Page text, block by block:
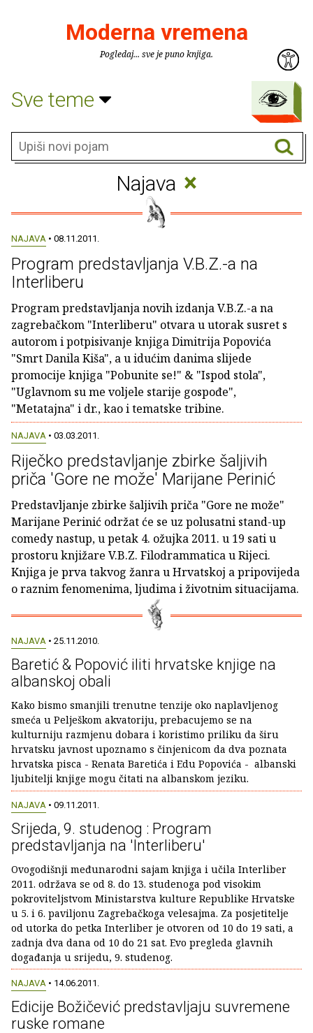
Moderna vremena
Pogledaj... sve je puno knjiga.
Sve teme
Najava ×
NAJAVA • 08.11.2011.
Program predstavljanja V.B.Z.-a na
Interliberu
Program predstavljanja novih izdanja V.B.Z.-a na
zagrebačkom "Interliberu" otvara u utorak susret s
autorom i potpisivanje knjiga Dimitrija Popovića
"Smrt Danila Kiša", a u idućim danima slijede
promocije knjiga "Pobunite se!" & "Ispod stola",
"Uglavnom su me voljele starije gospođe",
"Metatajna" i dr., kao i tematske tribine.
NAJAVA • 03.03.2011.
Riječko predstavljanje zbirke šaljivih
priča 'Gore ne može' Marijane Perinić
Predstavljanje zbirke šaljivih priča "Gore ne može"
Marijane Perinić održat će se uz polusatni stand-up
comedy nastup, u petak 4. ožujka 2011. u 19 sati u
prostoru knjižare V.B.Z. Filodrammatica u Rijeci.
Knjiga je prva takvog žanra u Hrvatskoj a pripovijeda
o raznim fenomenima, ljudima i životnim situacijama.
NAJAVA • 25.11.2010.
Baretić & Popović iliti hrvatske knjige na
albanskoj obali
Kako bismo smanjili trenutne tenzije oko naplavljenog
smeća u Pelješkom akvatoriju, prebacujemo se na
kulturniju razmjenu dobara i koristimo priliku da širu
hrvatsku javnost upoznamo s činjenicom da dva poznata
hrvatska pisca - Renata Baretića i Edu Popovića - albanski
ljubitelji knjige mogu čitati na albanskom jeziku.
NAJAVA • 09.11.2011.
Srijeda, 9. studenog : Program
predstavljanja na 'Interliberu'
Ovogodišnji međunarodni sajam knjiga i učila Interliber
2011. održava se od 8. do 13. studenoga pod visokim
pokroviteljstvom Ministarstva kulture Republike Hrvatske
u 5. i 6. paviljonu Zagrebačkoga velesajma. Za posjetitelje
od utorka do petka Interliber je otvoren od 10 do 19 sati, a
zadnja dva dana od 10 do 21 sat. Evo pregleda glavnih
događanja u srijedu, 9. studenog.
NAJAVA • 14.06.2011.
Edicije Božičević predstavljaju suvremene
ruske romane